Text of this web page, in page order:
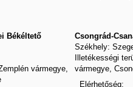
Békéltető
vármegye,
Csongrád-
Székhely:
Illetékességi
vármegye,
Elérhetőség: